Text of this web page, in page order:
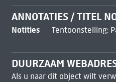
ANNOTATIES / TITEL
Notities Tentoonstelling:
DUURZAAM
Als u naar dit object wilt